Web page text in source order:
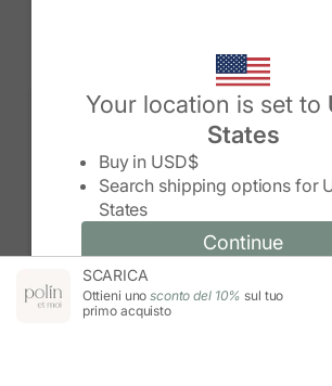
Your location is set to
States
Buy in USD$
Search shipping options for
States
Continue
Change country/region and
Change country/
Continue
TONGA (TOP T$)
TRINIDAD E
TUNISIA (USD $)
TURCHIA (TRY ₺)
TURKMENISTAN
UNGHERIA (EUR
UZBEKISTAN
VANUATU (VUV
VIETNAM (VND ₫)
WALLIS E
SCARICA
Ottieni unosconto del 10% sul tuo
primo acquisto